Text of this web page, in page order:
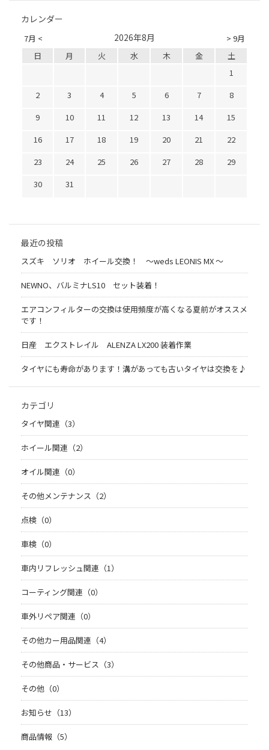
カレンダー
7月 < > 9月
2026年8月
日 月 火 水 木 金
土
1
2
3 4 5 6 7
8
9
10 11 12 13 14
15
16
17 18 19 20 21
22
23
24 25 26 27 28
29
30
31
最近の投稿
スズキ ソリオ ホイール交換！ 〜weds LEONIS MX 〜
NEWNO、バルミナLS10 セット装着！
エアコンフィルターの交換は使用頻度が高くなる夏前がオススメ
です！
日産 エクストレイル ALENZA LX200 装着作業
タイヤにも寿命があります！溝があっても古いタイヤは交換を♪
カテゴリ
タイヤ関連（3）
ホイール関連（2）
オイル関連（0）
その他メンテナンス（2）
点検（0）
車検（0）
車内リフレッシュ関連（1）
コーティング関連（0）
車外リペア関連（0）
その他カー用品関連（4）
その他商品・サービス（3）
その他（0）
お知らせ（13）
商品情報（5）